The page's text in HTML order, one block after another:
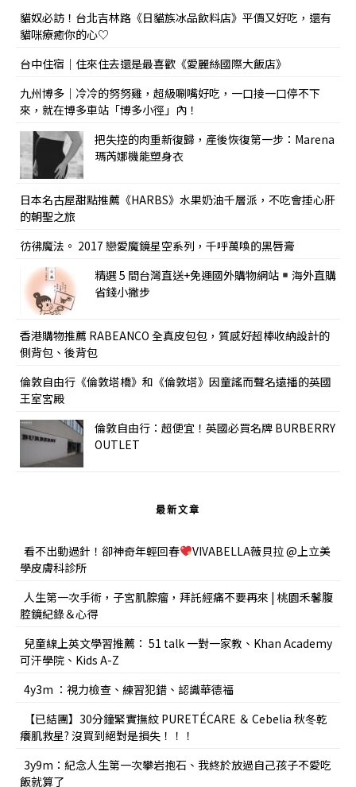
貓奴必訪！台北吉林路《日貓族冰品飲料店》平價又好吃，還有
貓咪療癒你的心♡
台中住宿｜住來住去還是最喜歡《愛麗絲國際大飯店》
九州博多｜冷冷的努努雞，超級唰嘴好吃，一口接一口停不下
來，就在博多車站「博多小徑」內！
把失控的肉重新復歸，產後恢復第一步：Marena
瑪芮娜機能塑身衣
日本名古屋甜點推薦《HARBS》水果奶油千層派，不吃會捶心肝
的朝聖之旅
彷彿魔法。 2017 戀愛魔鏡星空系列，千呼萬喚的黑唇膏
精選 5 間台灣直送+免運國外購物網站
海外直購
省錢小撇步
香港購物推薦 RABEANCO 全真皮包包，質感好超棒收納設計的
側背包、後背包
倫敦自由行《倫敦塔橋》和《倫敦塔》因童謠而聲名遠播的英國
王室宮殿
倫敦自由行：超便宜！英國必買名牌 BURBERRY
OUTLET
最新文章
看不出動過針！卻神奇年輕回春
VIVABELLA薇貝拉 @上立美
學皮膚科診所
人生第一次手術，子宮肌腺瘤，拜託經痛不要再來 | 桃園禾馨腹
腔鏡紀錄＆心得
兒童線上英文學習推薦： 51 talk 一對一家教、Khan Academy
可汗學院、Kids A-Z
4y3m ：視力檢查、練習犯錯、認識華德福
【已結團】30分鐘緊實撫紋 PURETÉCARE ＆ Cebelia 秋冬乾
癢肌救星? 沒買到絕對是損失！！！
3y9m：紀念人生第一次攀岩抱石、我終於放過自己孩子不愛吃
飯就算了